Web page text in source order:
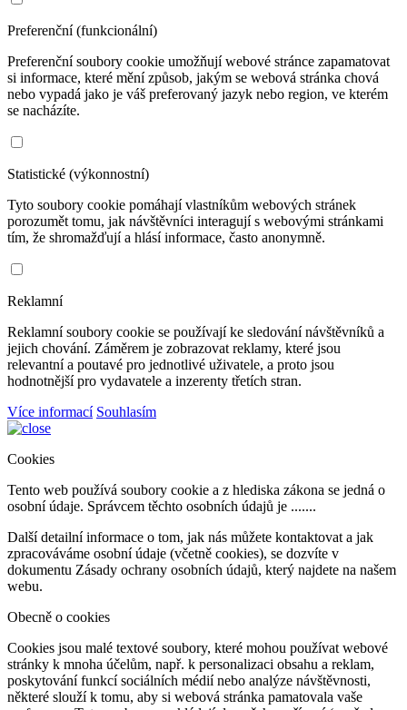
Preferenční (funkcionální)
Preferenční soubory cookie umožňují webové stránce zapamatovat
si informace, které mění způsob, jakým se webová stránka chová
nebo vypadá jako je váš preferovaný jazyk nebo region, ve kterém
se nacházíte.
Statistické (výkonnostní)
Tyto soubory cookie pomáhají vlastníkům webových stránek
porozumět tomu, jak návštěvníci interagují s webovými stránkami
tím, že shromažďují a hlásí informace, často anonymně.
Reklamní
Reklamní soubory cookie se používají ke sledování návštěvníků a
jejich chování. Záměrem je zobrazovat reklamy, které jsou
relevantní a poutavé pro jednotlivé uživatele, a proto jsou
hodnotnější pro vydavatele a inzerenty třetích stran.
Více informací Souhlasím
Cookies
Tento web používá soubory cookie a z hlediska zákona se jedná o
osobní údaje. Správcem těchto osobních údajů je .......
Další detailní informace o tom, jak nás můžete kontaktovat a jak
zpracováváme osobní údaje (včetně cookies), se dozvíte v
dokumentu Zásady ochrany osobních údajů, který najdete na našem
webu.
Obecně o cookies
Cookies jsou malé textové soubory, které mohou používat webové
stránky k mnoha účelům, např. k personalizaci obsahu a reklam,
poskytování funkcí sociálních médií nebo analýze návštěvnosti,
některé slouží k tomu, aby si webová stránka pamatovala vaše